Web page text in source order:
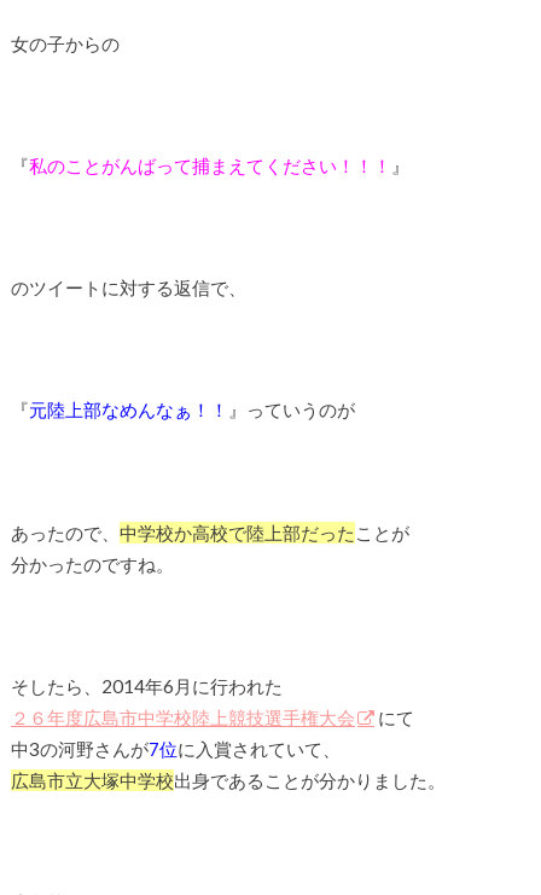
女の子からの
『私のことがんばって捕まえてください！！！ 』
のツイートに対する返信で、
『元陸上部なめんなぁ！！ 』っていうのが
あったので、 中学校か高校で陸上部だった ことが
分かったのですね。
そしたら、2014年6月に行われた
２６年度広島市中学校陸上競技選手権大会
にて
中3の河野さんが7位に入賞されていて、
広島市立大塚中学校出身であることが分かりました。